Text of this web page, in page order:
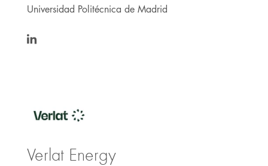
Universidad Politécnica de Madrid
Verlat Energy